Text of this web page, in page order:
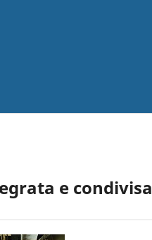
e condivisa